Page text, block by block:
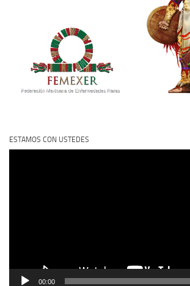
ESTAMOS CON USTEDES
00:00